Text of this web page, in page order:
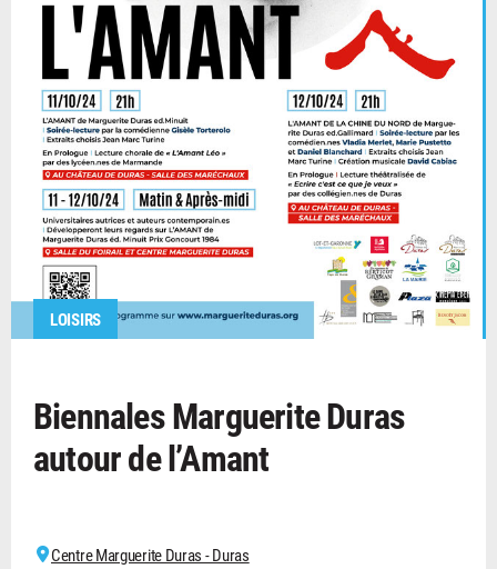
LOISIRS
Biennales Marguerite Duras
autour de l’Amant
Centre Marguerite Duras - Duras